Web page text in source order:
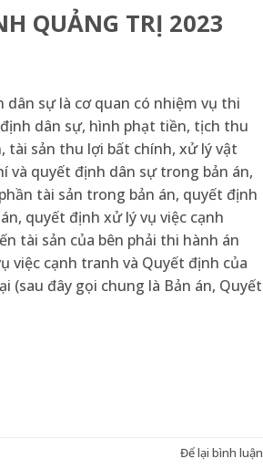
QUẢNG TRỊ 2023
dân sự là cơ quan có nhiệm vụ thi
dân sự, hình phạt tiền, tịch thu
tài sản thu lợi bất chính, xử lý vật
và quyết định dân sự trong bản án,
tài sản trong bản án, quyết định
quyết định xử lý vụ việc cạnh
tài sản của bên phải thi hành án
việc cạnh tranh và Quyết định của
(sau đây gọi chung là Bản án, Quyết
Để lại bình luận